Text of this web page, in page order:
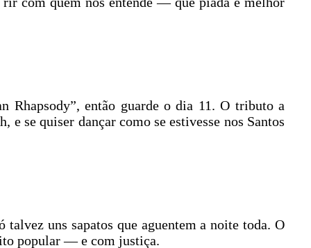
Rhapsody”, então guarde o dia 11. O tributo a
se quiser dançar como se estivesse nos Santos
uns sapatos que aguentem a noite toda. O
popular — e com justiça.